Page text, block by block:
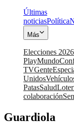
Últimas
noticiasPolítica
Más
Elecciones 2026
PlayMundo
TVGente
Unidos
PatasSalud
colaboración
Guardiola